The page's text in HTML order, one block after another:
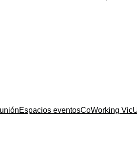
Espacios eventosCoWorking Vic